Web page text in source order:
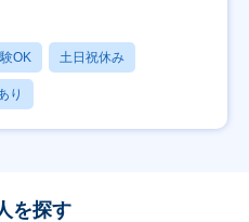
OK 土日祝休み
り
を探す